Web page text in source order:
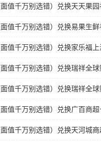
值千万别选错）兑换天天果
值千万别选错）兑换易果生
值千万别选错）兑换家乐福上
值千万别选错）兑换瑞祥全
值千万别选错）兑换瑞祥全
值千万别选错）兑换广百商超
值千万别选错）兑换天河城商